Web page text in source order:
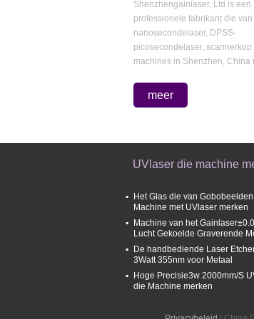
Contact nu
Shenzhengainlaser, Ltd is een
professionele fabrikant die
nanosecondelaser, DPSS-
picosecondelaser,
machines in Shenzhen, China
meer
UVlaser die machine
Het Glas die van
Machine met UVlaser merken
Machine van het
Lucht Gekoelde Graverende
De handbediende Laser
3Watt 355nm voor Metaal
Hoge Precisie3w 2000mm/S
die Machine merken